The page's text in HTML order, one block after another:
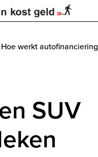
Hoe werkt autofinanciering
SUV